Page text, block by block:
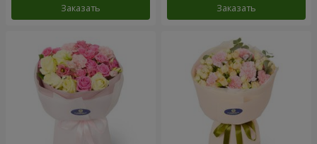
Заказать Заказать